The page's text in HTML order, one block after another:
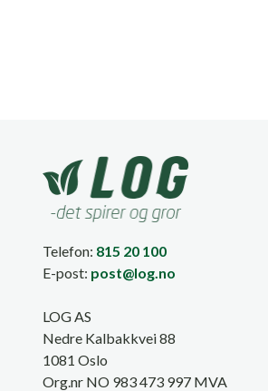
Telefon: 815 20 100
E-post: post@log.no
LOG AS
Nedre Kalbakkvei 88
1081 Oslo
Org.nr NO 983 473 997 MVA